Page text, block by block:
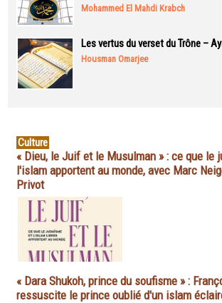
Mohammed El Mahdi Krabch
Les vertus du verset du Trône –
Housman Omarjee
Culture
« Dieu, le Juif et le Musulman » : ce que le
l'islam apportent au monde, avec Marc
Privot
« Dara Shukoh, prince du soufisme » :
ressuscite le prince oublié d'un islam